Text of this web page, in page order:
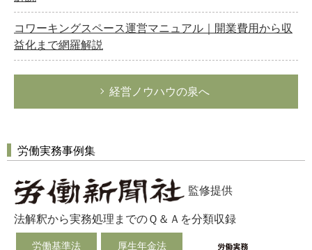
コワーキングスペース運営マニュアル｜開業費用から収
益化まで網羅解説
経営ノウハウの泉へ
労働実務事例集
監修提供
法解釈から実務処理までのＱ＆Ａを分類収録
労働基準法 厚生年金法